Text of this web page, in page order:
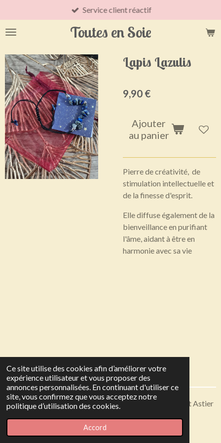
Ce site utilise des cookies afin d’améliorer votre
expérience utilisateur et vous proposer des
annonces personnalisées. En continuant d'utiliser ce
site, vous confirmez que vous acceptez notre
politique d’utilisation des cookies.
Accord
au
contenu
Toutes en Soie
Service client réactif
Lapis Lazulis
9,90 €
Ajouter
au panier
Pierre de créativité, de
stimulation intellectuelle et
de la finesse d'esprit.
Elle diffuse également de la
bienveillance en purifiant
l'âme, aidant à être en
harmonie avec sa vie
Articles disponibles en livraison ou à récupérer sur Saint Astier